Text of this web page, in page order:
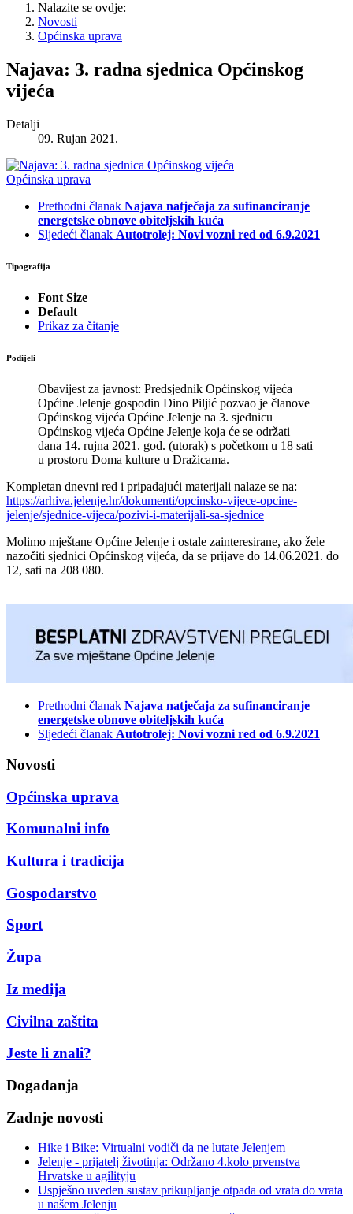
Nalazite se ovdje:
Novosti
Općinska uprava
Najava: 3. radna sjednica Općinskog
vijeća
Detalji
09. Rujan 2021.
Općinska uprava
Prethodni članak Najava natječaja za sufinanciranje
energetske obnove obiteljskih kuća
Sljedeći članak Autotrolej: Novi vozni red od 6.9.2021
Tipografija
Font Size
Default
Prikaz za čitanje
Podijeli
Obavijest za javnost: Predsjednik Općinskog vijeća
Općine Jelenje gospodin Dino Piljić pozvao je članove
Općinskog vijeća Općine Jelenje na 3. sjednicu
Općinskog vijeća Općine Jelenje koja će se održati
dana 14. rujna 2021. god. (utorak) s početkom u 18 sati
u prostoru Doma kulture u Dražicama.
Kompletan dnevni red i pripadajući materijali nalaze se na:
https://arhiva.jelenje.hr/dokumenti/opcinsko-vijece-opcine-
jelenje/sjednice-vijeca/pozivi-i-materijali-sa-sjednice
Molimo mještane Općine Jelenje i ostale zainteresirane, ako žele
nazočiti sjednici Općinskog vijeća, da se prijave do 14.06.2021. do
12, sati na 208 080.
Prethodni članak Najava natječaja za sufinanciranje
energetske obnove obiteljskih kuća
Sljedeći članak Autotrolej: Novi vozni red od 6.9.2021
Novosti
Općinska uprava
Komunalni info
Kultura i tradicija
Gospodarstvo
Sport
Župa
Iz medija
Civilna zaštita
Jeste li znali?
Događanja
Zadnje novosti
Hike i Bike: Virtualni vodiči da ne lutate Jelenjem
Jelenje - prijatelj životinja: Održano 4.kolo prvenstva
Hrvatske u agilityju
Uspješno uveden sustav prikupljanje otpada od vrata do vrata
u našem Jelenju